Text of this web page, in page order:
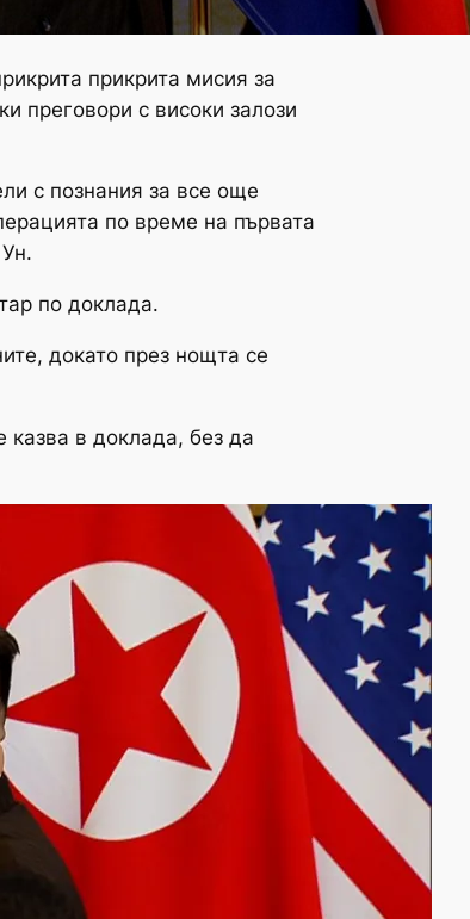
прикрита мисия за
преговори с високи залози
с познания за все още
по време на първата
по доклада.
докато през нощта се
казва в доклада, без да